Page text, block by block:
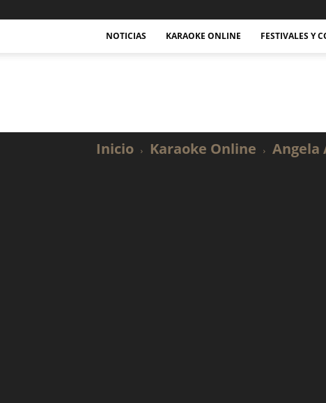
NOTICIAS KARAOKE ONLINE FESTIVALES Y
Inicio Karaoke Online Angela